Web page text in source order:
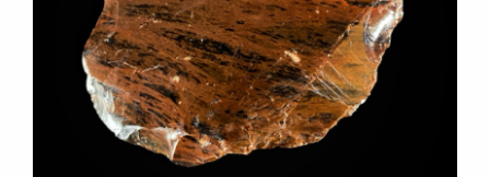
Alus - orthoceras (fossiil)
18,30 €
Fossiil -